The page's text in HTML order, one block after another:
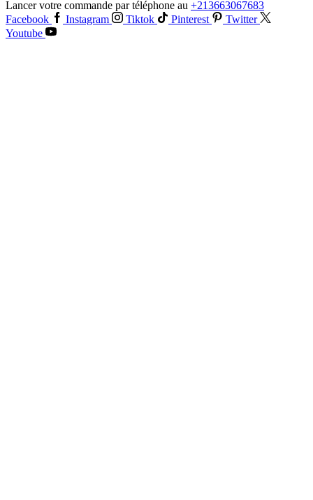
Lancer votre commande par téléphone au +213663067683
Facebook
Instagram Tiktok Pinterest
Twitter
Youtube